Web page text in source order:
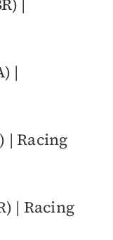
|
|
| Racing
| Racing